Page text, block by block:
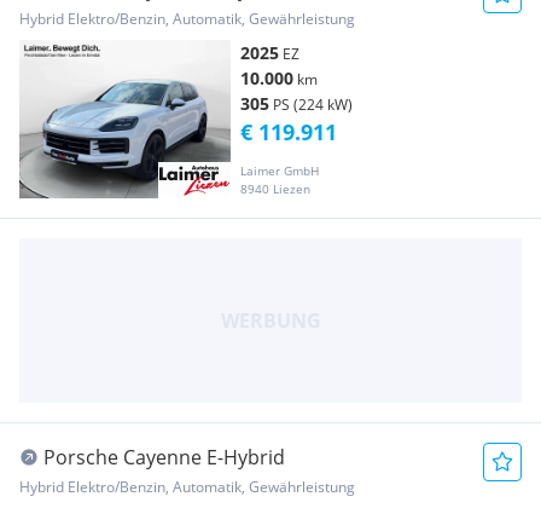
Hybrid Elektro/Benzin, Automatik, Gewährleistung
2025 EZ
10.000 km
305 PS (224 kW)
Laimer GmbH
8940 Liezen
€ 119.911
Porsche Cayenne E-Hybrid
Hybrid Elektro/Benzin, Automatik, Gewährleistung